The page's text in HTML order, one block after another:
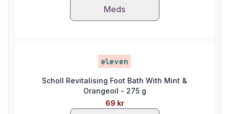
Meds
Scholl Revitalising Foot Bath With Mint &
Orangeoil - 275 g
69 kr